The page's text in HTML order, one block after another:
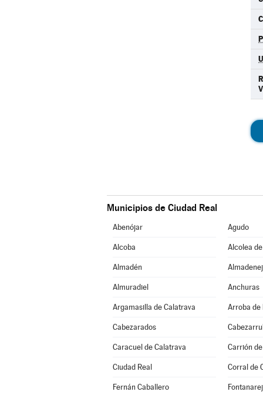
Municipios de Ciudad Real
Abenójar Agudo
Alcoba Alcolea
Almadén
Almuradiel Anchuras
Argamasilla de Calatrava Arroba de
Cabezarados
Caracuel de Calatrava Carrión
Ciudad Real Corral de
Fernán Caballero